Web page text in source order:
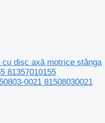
disc axă motrice stânga
81357010155
0021 81508030021